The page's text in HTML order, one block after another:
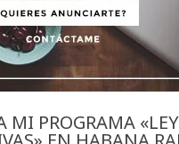
MI PROGRAMA